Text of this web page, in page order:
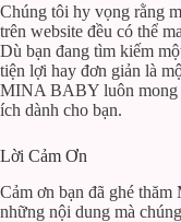
Chúng tôi hy vọng rằng
trên website đều có thể
Dù bạn đang tìm kiếm
tiện lợi hay đơn giản là
MINA BABY luôn mong
ích dành cho bạn.
Lời Cảm Ơn
Cảm ơn bạn đã ghé
những nội dung mà